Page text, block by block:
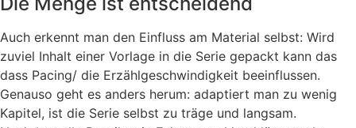
Auch erkennt man den Einfluss am Material selbst: Wird
zuviel Inhalt einer Vorlage in die Serie gepackt kann das
dass Pacing/ die Erzählgeschwindigkeit beeinflussen.
Genauso geht es anders herum: adaptiert man zu wenig
Kapitel, ist die Serie selbst zu träge und langsam.